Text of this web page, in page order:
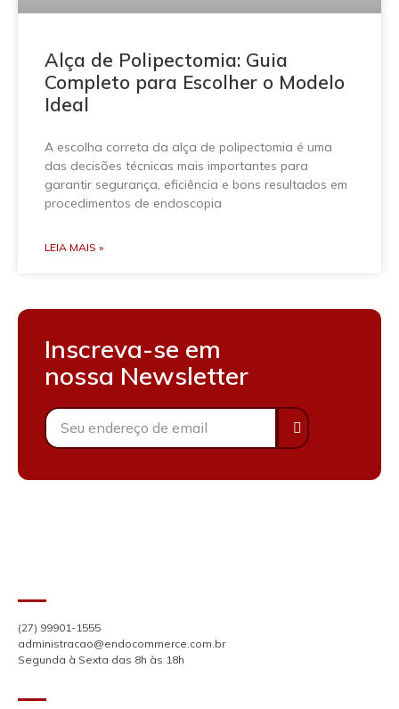
Alça de Polipectomia: Guia
Completo para Escolher o Modelo
Ideal
A escolha correta da alça de polipectomia é uma
das decisões técnicas mais importantes para
garantir segurança, eficiência e bons resultados em
procedimentos de endoscopia
LEIA MAIS »
Inscreva-se em
nossa Newsletter
(27) 99901-1555
administracao@endocommerce.com.br
Segunda à Sexta das 8h às 18h